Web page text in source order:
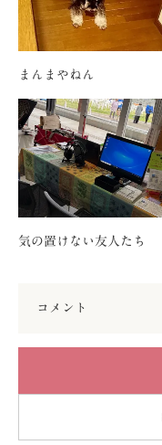
まんまやねん
気の置けない友人たち
コメント